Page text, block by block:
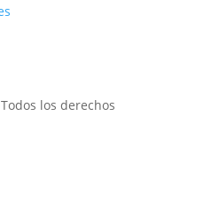
los derechos